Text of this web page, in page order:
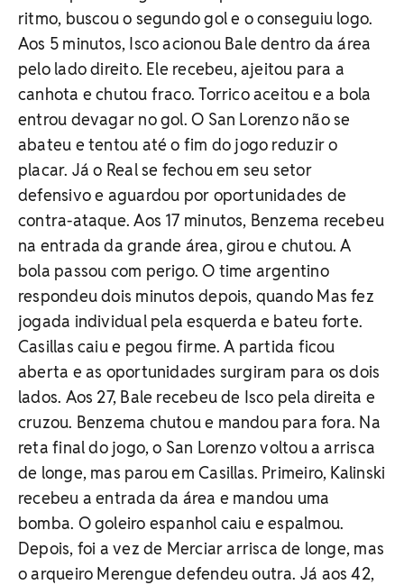
ritmo, buscou o segundo gol e o conseguiu logo.
Aos 5 minutos, Isco acionou Bale dentro da área
pelo lado direito. Ele recebeu, ajeitou para a
canhota e chutou fraco. Torrico aceitou e a bola
entrou devagar no gol. O San Lorenzo não se
abateu e tentou até o fim do jogo reduzir o
placar. Já o Real se fechou em seu setor
defensivo e aguardou por oportunidades de
contra-ataque. Aos 17 minutos, Benzema recebeu
na entrada da grande área, girou e chutou. A
bola passou com perigo. O time argentino
respondeu dois minutos depois, quando Mas fez
jogada individual pela esquerda e bateu forte.
Casillas caiu e pegou firme. A partida ficou
aberta e as oportunidades surgiram para os dois
lados. Aos 27, Bale recebeu de Isco pela direita e
cruzou. Benzema chutou e mandou para fora. Na
reta final do jogo, o San Lorenzo voltou a arrisca
de longe, mas parou em Casillas. Primeiro, Kalinski
recebeu a entrada da área e mandou uma
bomba. O goleiro espanhol caiu e espalmou.
Depois, foi a vez de Merciar arrisca de longe, mas
o arqueiro Merengue defendeu outra. Já aos 42,